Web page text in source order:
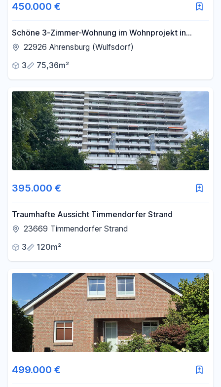
450.000 €
Schöne 3-Zimmer-Wohnung im Wohnprojekt in
Ahrensburg (nahe Hamburg)
22926 Ahrensburg (Wulfsdorf)
3
75,36m²
395.000 €
Traumhafte Aussicht Timmendorfer Strand
23669 Timmendorfer Strand
3
120m²
499.000 €